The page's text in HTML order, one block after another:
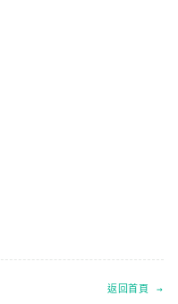
返回首頁 →